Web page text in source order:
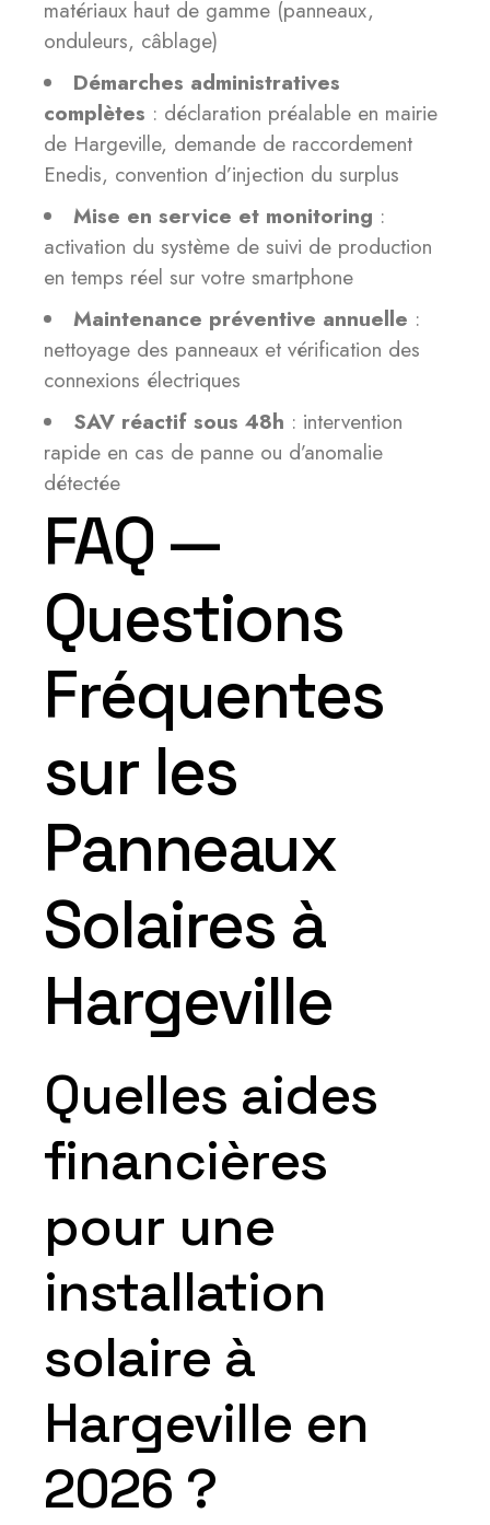
matériaux haut de gamme (panneaux,
onduleurs, câblage)
Démarches administratives
complètes : déclaration préalable en mairie
de Hargeville, demande de raccordement
Enedis, convention d’injection du surplus
Mise en service et monitoring :
activation du système de suivi de production
en temps réel sur votre smartphone
Maintenance préventive annuelle :
nettoyage des panneaux et vérification des
connexions électriques
SAV réactif sous 48h : intervention
rapide en cas de panne ou d’anomalie
détectée
FAQ —
Questions
Fréquentes
sur les
Panneaux
Solaires à
Hargeville
Quelles aides
financières
pour une
installation
solaire à
Hargeville en
2026 ?